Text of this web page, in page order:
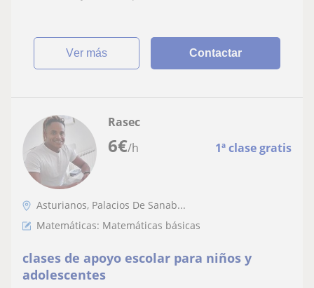
ver más Contactar
6€/h 1ª clase gratis
Rasec
Asturianos, Palacios De Sanab...
Matemáticas: Matemáticas básicas
clases de apoyo escolar para niños y
adolescentes